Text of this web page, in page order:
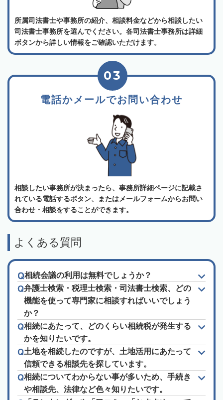
所属司法書士や事務所の紹介、相談料金などから相談したい
司法書士事務所を選んでください。各司法書士事務所は詳細
ボタンから詳しい情報をご確認いただけます。
電話かメールでお問い合わせ
03
相談したい事務所が決まったら、事務所詳細ページに記載さ
れている電話するボタン、またはメールフォームからお問い
合わせ・相談をすることができます。
よくある質問
相続会議の利用は無料でしょうか？
弁護士検索・税理士検索・司法書士検索、どの
機能を使って専門家に相談すればいいでしょう
か？
相続にあたって、どのくらい相続税が発生する
かを知りたいです。
土地を相続したのですが、土地活用にあたって
信頼できる相談先を探しています。
相続についてわからない事が多いため、手続き
や相談先、法律など色々知りたいです。